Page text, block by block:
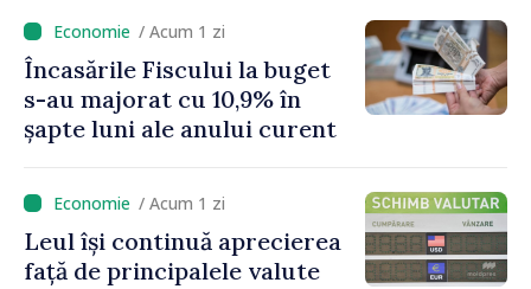
încuraja investițiile, vom
taxa mai mult viciile și
foarte atent vom uniformiza
anumite taxe”
/ Acum 1 zi
Încasările Fiscului la buget
s-au majorat cu 10,9% în
șapte luni ale anului curent
/ Acum 1 zi
Leul își continuă aprecierea
față de principalele valute